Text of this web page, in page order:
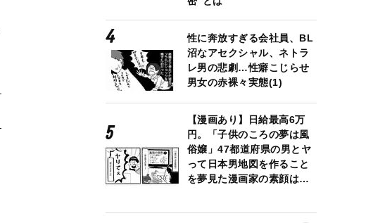
性に奔放すぎる会社員、BL
沼なアセクシャル、ネトラ
レ男の悲劇…性癖こじらせ
男女の赤裸々実態(1)
【漫画あり】日給最高6万
円。「子供のころの夢は風
俗嬢」47都道府県の男とヤ
って日本男地図を作ること
を夢見た漫画家の素顔は…